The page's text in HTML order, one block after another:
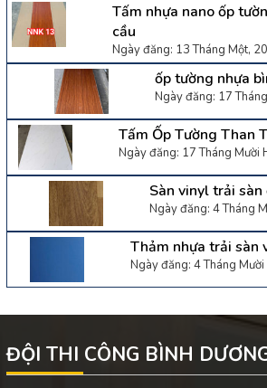
Tấm nhựa nano ốp
cầu
Ngày đăng: 13 Tháng Một,
ốp tường nhựa
Ngày đăng: 17
Tấm Ốp Tường Than
Ngày đăng: 17 Tháng Mười
Sàn vinyl trải
Ngày đăng: 4 Tháng
Thảm nhựa trải sàn
Ngày đăng: 4 Tháng
ĐỘI THI CÔNG BÌNH